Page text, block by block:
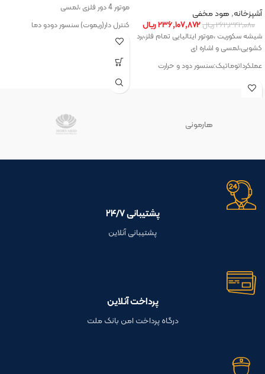
آشپزخانه, هود مخفی
۲۶۲,۳۴۲,۰۸۰ریال۲۳۶,۱۰۷,۸۷۲ریال
شیشه سکوریت ،موتور ایتالیایی تمام فلز،برد
کشویی،لمسی و اشاره ای
عملکرداتوماتیک:سنسور دود و حرارت
روشنایی:lED برى با قابليت تعویض رنگ
موتور 4 دور فلزی ،لمسی
کنترل دار(ریموت) سنسور دودو دما
فیلتر آلومنیومی قابل شستشو
24 ماه ضمانت نامه
هارمونی
پشتیبانی ۲۴/۷
پشتیبانی آنلاین
پرداخت آنلاین
درگاه پرداخت امن بانک ملت